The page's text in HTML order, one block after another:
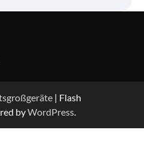
| Flash
byWordPress.